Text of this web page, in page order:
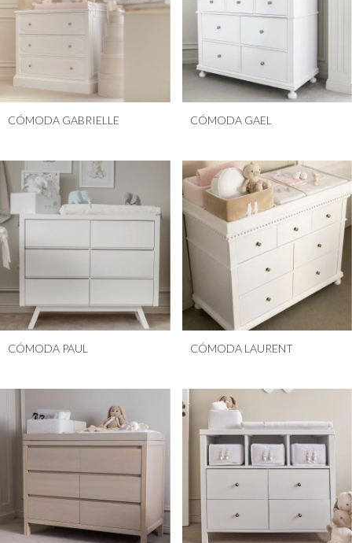
CÓMODA GABRIELLE CÓMODA GAEL
CÓMODA PAUL CÓMODA LAURENT